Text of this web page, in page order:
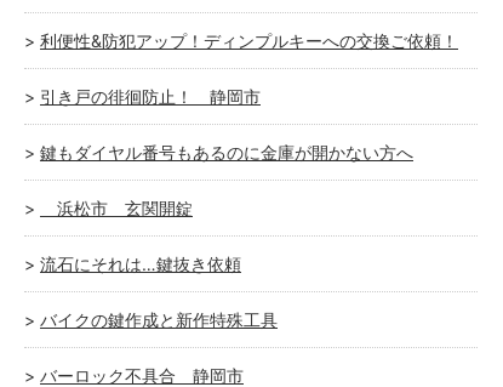
利便性&防犯アップ！ディンプルキーへの交換ご依頼！
引き戸の徘徊防止！ 静岡市
鍵もダイヤル番号もあるのに金庫が開かない方へ
浜松市 玄関開錠
流石にそれは…鍵抜き依頼
バイクの鍵作成と新作特殊工具
バーロック不具合 静岡市